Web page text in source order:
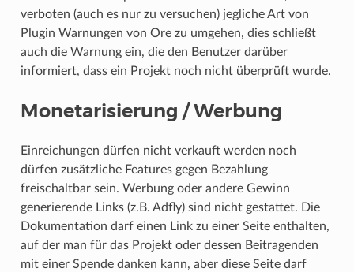
verboten (auch es nur zu versuchen) jegliche Art von
Plugin Warnungen von Ore zu umgehen, dies schließt
auch die Warnung ein, die den Benutzer darüber
informiert, dass ein Projekt noch nicht überprüft wurde.
Monetarisierung / Werbung
Einreichungen dürfen nicht verkauft werden noch
dürfen zusätzliche Features gegen Bezahlung
freischaltbar sein. Werbung oder andere Gewinn
generierende Links (z.B. Adfly) sind nicht gestattet. Die
Dokumentation darf einen Link zu einer Seite enthalten,
auf der man für das Projekt oder dessen Beitragenden
mit einer Spende danken kann, aber diese Seite darf